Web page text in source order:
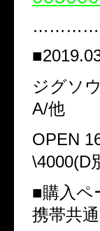
ジグソ
A/他
OPEN
\4000(D
■購入ペ
携帯共通